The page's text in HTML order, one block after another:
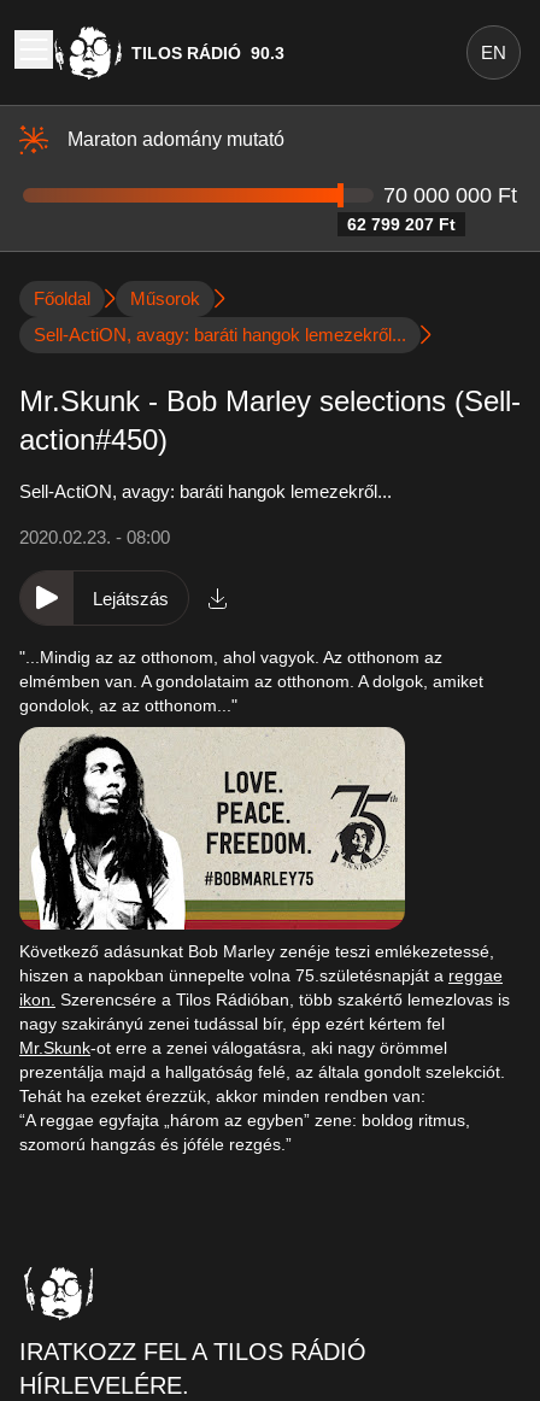
TILOS RÁDIÓ 90.3 EN
Maraton adomány mutató
62 799 207 Ft
70 000 000 Ft
Főoldal
Műsorok
Sell-ActiON, avagy: baráti hangok lemezekről...
Mr.Skunk - Bob Marley selections (Sell-
action#450)
Sell-ActiON, avagy: baráti hangok lemezekről...
2020.02.23. - 08:00
Lejátszás
"...Mindig az az otthonom, ahol vagyok. Az otthonom az
elmémben van. A gondolataim az otthonom. A dolgok, amiket
gondolok, az az otthonom..."
Következő adásunkat Bob Marley zenéje teszi emlékezetessé,
hiszen a napokban ünnepelte volna 75.születésnapját a reggae
ikon. Szerencsére a Tilos Rádióban, több szakértő lemezlovas is
nagy szakirányú zenei tudással bír, épp ezért kértem fel
Mr.Skunk-ot erre a zenei válogatásra, aki nagy örömmel
prezentálja majd a hallgatóság felé, az általa gondolt szelekciót.
Tehát ha ezeket érezzük, akkor minden rendben van:
“A reggae egyfajta „három az egyben” zene: boldog ritmus,
szomorú hangzás és jóféle rezgés.”
IRATKOZZ FEL A TILOS RÁDIÓ
HÍRLEVELÉRE.